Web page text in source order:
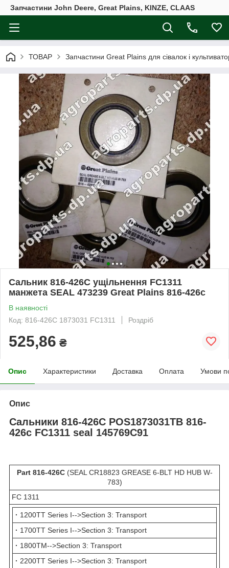
Запчастини John Deere, Great Plains, KINZE, CLAAS
ТОВАР Запчастини Great Plains для сівалок і
Сальник 816-426C ущільнення FC1311
манжета SEAL 473239 Great Plains 816-426с
В наявності
Код: 816-426C 1873031 FC1311
Роздріб
525,86 ₴
Опис Характеристики Доставка Оплата Умови
Опис
Сальники 816-426C POS1873031TB 816-
426с FC1311 seal 145769C91
Part 816-426C(SEAL CR18823 GREASE 6-BLT HD HUB W-
783)
FC 1311
· 1200TT Series I-->Section 3: Transport
· 1700TT Series I-->Section 3: Transport
· 1800TM-->Section 3: Transport
· 2200TT Series I-->Section 3: Transport